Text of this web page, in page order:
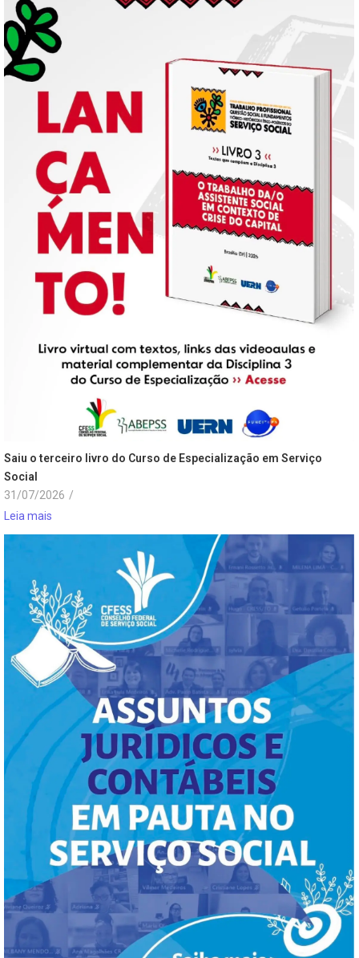
Saiu o terceiro livro do Curso de Especialização em Serviço
Social
31/07/2026 /
Leia mais